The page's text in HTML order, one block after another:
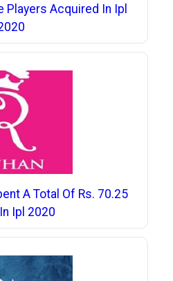
Players Acquired In Ipl
A Total Of Rs. 70.25
Ipl 2020